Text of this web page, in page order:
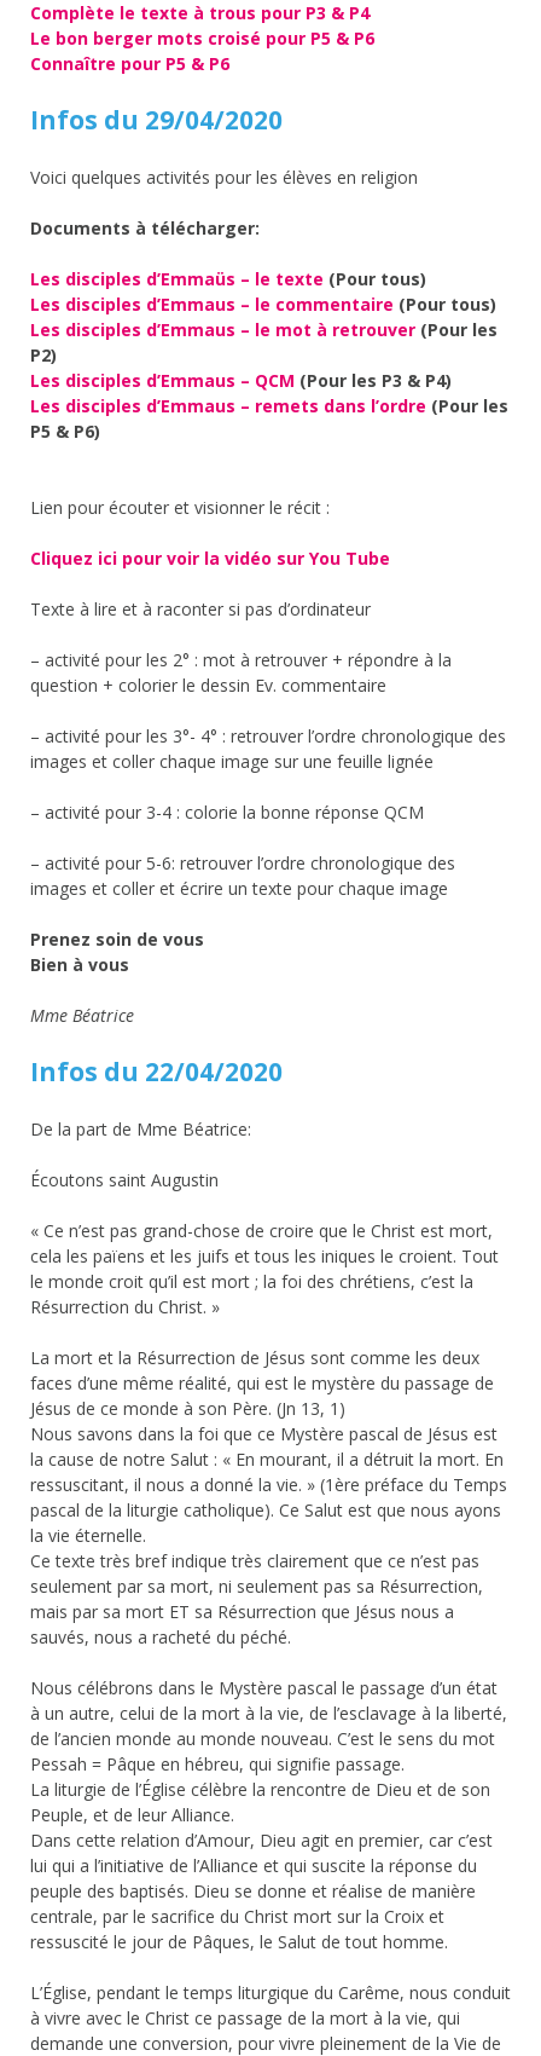
Complète le texte à trous pour P3 & P4
Le bon berger mots croisé pour P5 & P6
Connaître pour P5 & P6
Infos du 29/04/2020
Voici quelques activités pour les élèves en religion
Documents à télécharger:
Les disciples d’Emmaüs – le texte (Pour tous)
Les disciples d’Emmaus – le commentaire (Pour tous)
Les disciples d’Emmaus – le mot à retrouver (Pour les
P2)
Les disciples d’Emmaus – QCM (Pour les P3 & P4)
Les disciples d’Emmaus – remets dans l’ordre (Pour les
P5 & P6)
Lien pour écouter et visionner le récit :
Cliquez ici pour voir la vidéo sur You Tube
Texte à lire et à raconter si pas d’ordinateur
– activité pour les 2° : mot à retrouver + répondre à la
question + colorier le dessin Ev. commentaire
– activité pour les 3°- 4° : retrouver l’ordre chronologique des
images et coller chaque image sur une feuille lignée
– activité pour 3-4 : colorie la bonne réponse QCM
– activité pour 5-6: retrouver l’ordre chronologique des
images et coller et écrire un texte pour chaque image
Prenez soin de vous
Bien à vous
Mme Béatrice
Infos du 22/04/2020
De la part de Mme Béatrice:
Écoutons saint Augustin
« Ce n’est pas grand-chose de croire que le Christ est mort,
cela les païens et les juifs et tous les iniques le croient. Tout
le monde croit qu’il est mort ; la foi des chrétiens, c’est la
Résurrection du Christ. »
La mort et la Résurrection de Jésus sont comme les deux
faces d’une même réalité, qui est le mystère du passage de
Jésus de ce monde à son Père. (Jn 13, 1)
Nous savons dans la foi que ce Mystère pascal de Jésus est
la cause de notre Salut : « En mourant, il a détruit la mort. En
ressuscitant, il nous a donné la vie. » (1ère préface du Temps
pascal de la liturgie catholique). Ce Salut est que nous ayons
la vie éternelle.
Ce texte très bref indique très clairement que ce n’est pas
seulement par sa mort, ni seulement pas sa Résurrection,
mais par sa mort ET sa Résurrection que Jésus nous a
sauvés, nous a racheté du péché.
Nous célébrons dans le Mystère pascal le passage d’un état
à un autre, celui de la mort à la vie, de l’esclavage à la liberté,
de l’ancien monde au monde nouveau. C’est le sens du mot
Pessah = Pâque en hébreu, qui signifie passage.
La liturgie de l’Église célèbre la rencontre de Dieu et de son
Peuple, et de leur Alliance.
Dans cette relation d’Amour, Dieu agit en premier, car c’est
lui qui a l’initiative de l’Alliance et qui suscite la réponse du
peuple des baptisés. Dieu se donne et réalise de manière
centrale, par le sacrifice du Christ mort sur la Croix et
ressuscité le jour de Pâques, le Salut de tout homme.
L’Église, pendant le temps liturgique du Carême, nous conduit
à vivre avec le Christ ce passage de la mort à la vie, qui
demande une conversion, pour vivre pleinement de la Vie de